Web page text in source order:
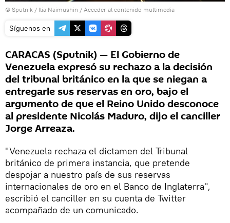
© Sputnik / Ilia Naimushin / Acceder al contenido multimedia
Síguenos en
CARACAS (Sputnik) — El Gobierno de
Venezuela expresó su rechazo a la decisión
del tribunal británico en la que se niegan a
entregarle sus reservas en oro, bajo el
argumento de que el Reino Unido desconoce
al presidente Nicolás Maduro, dijo el canciller
Jorge Arreaza.
"Venezuela rechaza el dictamen del Tribunal
británico de primera instancia, que pretende
despojar a nuestro país de sus reservas
internacionales de oro en el Banco de Inglaterra",
escribió el canciller en su cuenta de Twitter
acompañado de un comunicado.